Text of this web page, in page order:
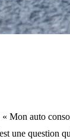
Mon auto
une question